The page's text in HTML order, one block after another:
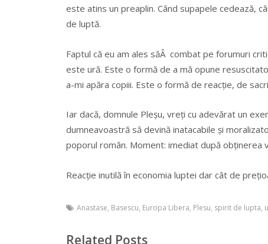
este atins un preaplin. Când supapele cedează,
de luptă.
Faptul că eu am ales săÂ combat pe forumuri
este ură. Este o formă de a mă opune
a-mi apăra copiii. Este o formă de reacție, de
Iar dacă, domnule Pleșu, vreți cu adevărat un
dumneavoastră să devină inatacabile și
poporul român. Moment: imediat după obținerea
Reacție inutilă în economia luptei dar cât de
Anastase, Basescu, Europa Libera, Plesu, spirit de lupta,
Related Posts